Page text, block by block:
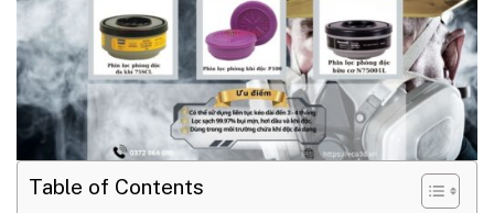
Table of Contents